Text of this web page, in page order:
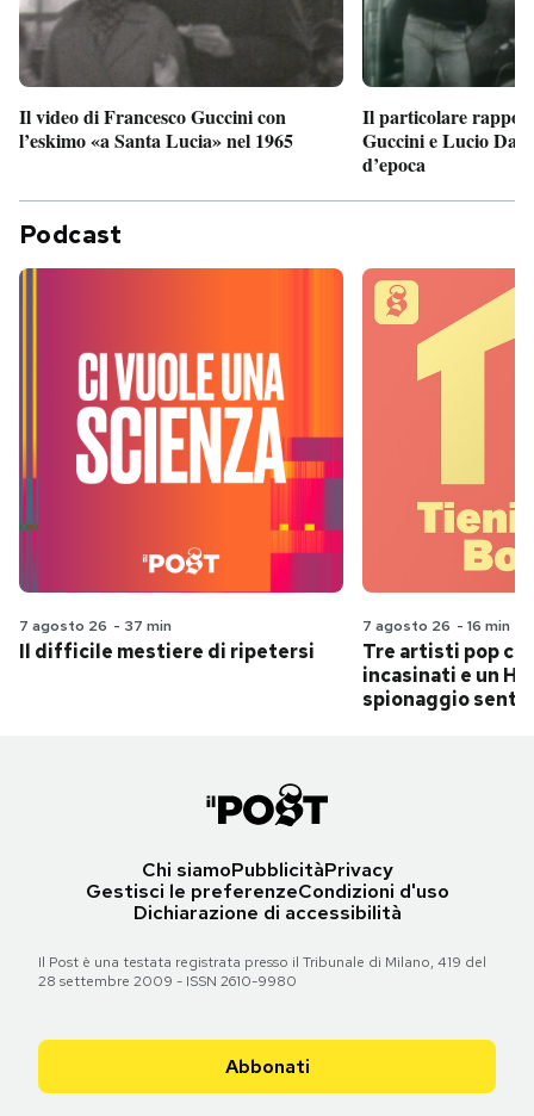
Il video di Francesco Guccini con
l’eskimo «a Santa Lucia» nel 1965
Il particolare
Guccini e Lucio
d’epoca
Podcast
7 agosto 26 - 37 min
Il difficile mestiere di ripetersi
7 agosto 26 - 16 min
Tre artisti pop
incasinati e un
spionaggio
Chi siamoPubblicitàPrivacy
Gestisci le preferenzeCondizioni d'uso
Dichiarazione di accessibilità
Il Post è una testata registrata presso il Tribunale di Milano, 419 del
28 settembre 2009 - ISSN 2610-9980
Abbonati